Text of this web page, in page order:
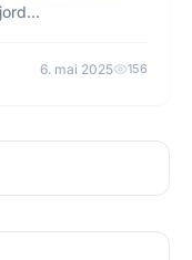
6. mai 2025 156